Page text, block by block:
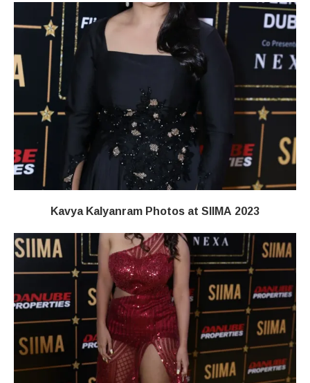
Kavya Kalyanram Photos at SIIMA 2023